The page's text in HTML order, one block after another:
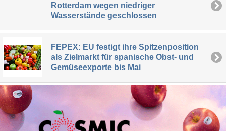
Rotterdam wegen niedriger
Wasserstände geschlossen
FEPEX: EU festigt ihre Spitzenposition
als Zielmarkt für spanische Obst- und
Gemüseexporte bis Mai